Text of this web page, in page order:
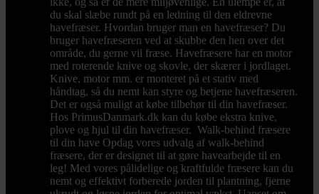
du skal slæbe rundt på en ledning til den eldrevne
havefræser. Hvordan bruger man en havefræser? Du
bruger havefræseren ved at skubbe den hen over det
område, du gerne vil fræse. Havefræsere har en motor
med roterende knive og skovle, der skærer i jordlaget.
Knive, motor mm. er monteret på et stativ med
håndtag, så du nemt kan styre og betjene havefræseren.
Det er også muligt at købe tilbehør til din havefræser.
Hos PrimusDanmark.dk kan du købe ekstra knive,
plove og hjul til din havefræser. Walk-behind fræsere
til din have Opdag vores udvalg af walk-behind
fræsere, der er designet til at gøre havearbejde til en
leg! Med vores pålidelige og kraftfulde fræsere kan du
nemt og effektivt forberede jorden til plantning, fjerne